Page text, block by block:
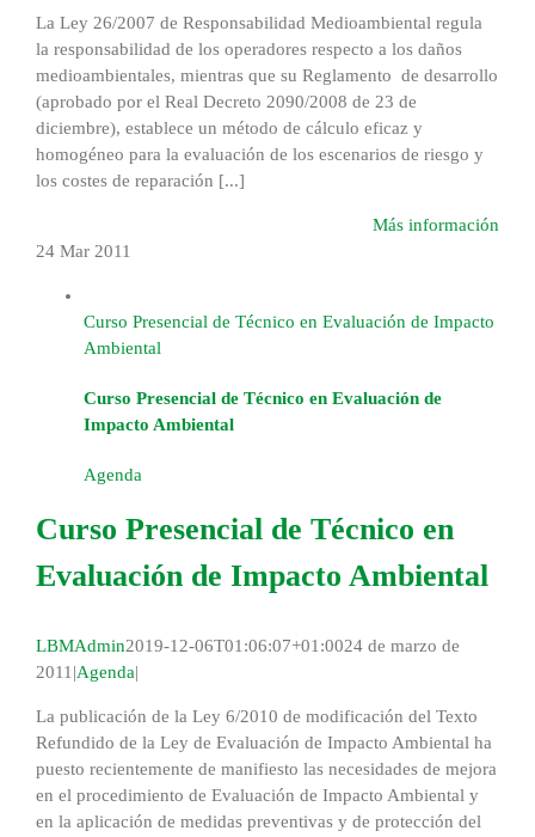
La Ley 26/2007 de Responsabilidad Medioambiental regula
la responsabilidad de los operadores respecto a los daños
medioambientales, mientras que su Reglamento de desarrollo
(aprobado por el Real Decreto 2090/2008 de 23 de
diciembre), establece un método de cálculo eficaz y
homogéneo para la evaluación de los escenarios de riesgo y
los costes de reparación [...]
Más información
24 Mar 2011
Curso Presencial de Técnico en Evaluación de Impacto
Ambiental
Curso Presencial de Técnico en Evaluación de
Impacto Ambiental
Agenda
Curso Presencial de Técnico en
Evaluación de Impacto Ambiental
LBMAdmin2019-12-06T01:06:07+01:0024 de marzo de
2011|Agenda|
La publicación de la Ley 6/2010 de modificación del Texto
Refundido de la Ley de Evaluación de Impacto Ambiental ha
puesto recientemente de manifiesto las necesidades de mejora
en el procedimiento de Evaluación de Impacto Ambiental y
en la aplicación de medidas preventivas y de protección del